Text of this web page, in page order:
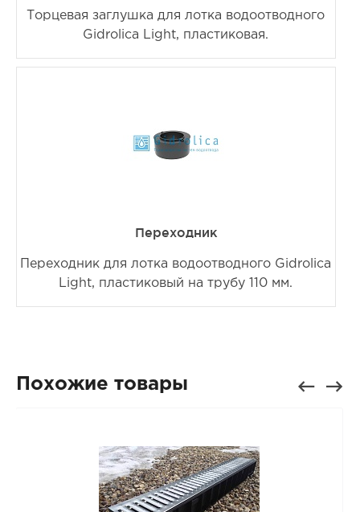
Торцевая заглушка для лотка водоотводного
Gidrolica Light, пластиковая.
Переходник
Переходник для лотка водоотводного Gidrolica
Light, пластиковый на трубу 110 мм.
Похожие товары